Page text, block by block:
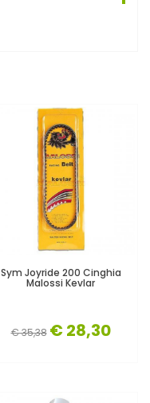
Sym Joyride 200 Cinghia
Malossi Kevlar
€ 35,38 € 28,30